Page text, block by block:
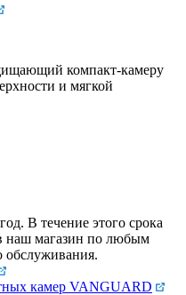
компакт-камеру
и мягкой
В течение этого срока
наш магазин по любым
обслуживания.
камер VANGUARD